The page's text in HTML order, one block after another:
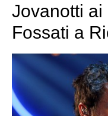
Jovanotti ai
Fossati a